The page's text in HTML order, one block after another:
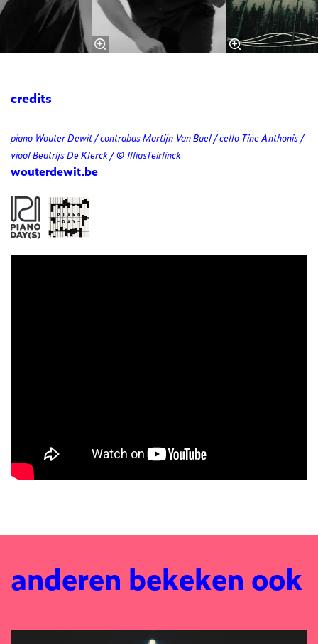
credits
piano Wouter Dewit / contrabas Martijn Van Buel / cello Tine Anthonis /
viool Beatrijs De Klerck / © IlliasTeirlinck
wouterdewit.be
anderen bekeken ook